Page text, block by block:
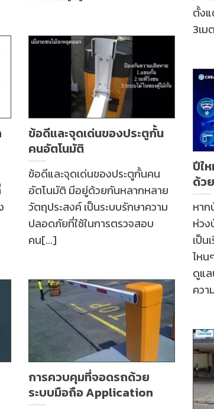
ตั้งแ
3เม
ข้อดีและจุดเด่นของประตูกั้น
คนอัตโนมัติ
ข้อดีและจุดเด่นของประตูกั้นคน
อัตโนมัติ มีอยู่ด้วยกันหลากหลาย
วัตถุประสงค์ เป็นระบบรักษาความ
ปลอดภัยที่ใช้ในการตรวจสอบ
คน[...]
ปีใ
ด้ว
หาก
ห่ว
เป็น
ไหน
ดูแ
คว
การควบคุมที่จอดรถด้วย
ระบบมือถือ Application